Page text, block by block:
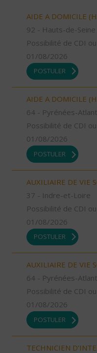
AIDE A DOMICILE
92 - Hauts-de-Seine
Possibilité de CDI
01/08/2026
POSTULER
AIDE A DOMICILE
64 - Pyrénées-
Possibilité de CDI
01/08/2026
POSTULER
AUXILIAIRE DE VIE
37 - Indre-et-Loire
Possibilité de CDI
01/08/2026
POSTULER
AUXILIAIRE DE VIE
64 - Pyrénées-
Possibilité de CDI
01/08/2026
POSTULER
TECHNICIEN